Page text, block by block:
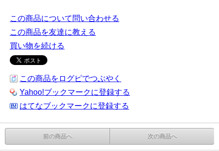
この商品について問い合わせる
この商品を友達に教える
買い物を続ける
この商品をログピでつぶやく
Yahoo!ブックマークに登録する
はてなブックマークに登録する
前の商品へ 次の商品へ